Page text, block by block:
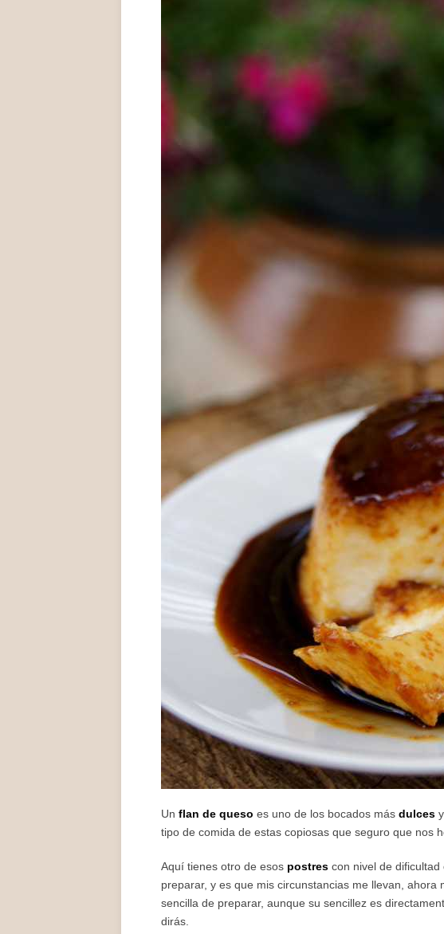
Un flan de queso es uno de los bocados más dulces
tipo de comida de estas copiosas que seguro que nos
Aquí tienes otro de esos postres con nivel de
preparar, y es que mis circunstancias me llevan, ahora
sencilla de preparar, aunque su sencillez es
dirás.